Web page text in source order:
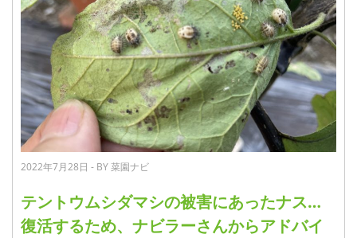
2022年7月28日 - BY 菜園ナビ
テントウムシダマシの被害にあったナス…
復活するため、ナビラーさんからアドバイ